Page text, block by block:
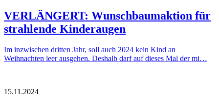
VERLÄNGERT: Wunschbaumaktion für
strahlende Kinderaugen
Im inzwischen dritten Jahr, soll auch 2024 kein Kind an
Weihnachten leer ausgehen. Deshalb darf auf dieses Mal der mi…
15.11.2024